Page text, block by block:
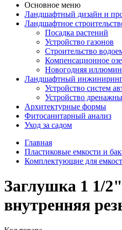
Основное меню
Ландшафтный дизайн и
Ландшафтное
Посадка растений
Устройство газонов
Строительство
Компенсационное
Новогодняя
Ландшафтный
Устройство систем
Устройство
Aрхитектурные формы
Фитосанитарный анализ
Уход за садом
Главная
Пластиковые емкости и
Комплектующие для
Заглушка 1 1/
внутренняя